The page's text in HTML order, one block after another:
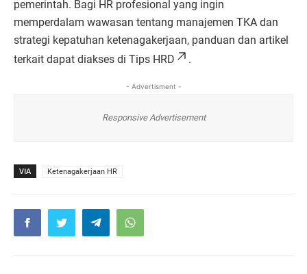
pemerintah. Bagi HR profesional yang ingin
memperdalam wawasan tentang manajemen TKA dan
strategi kepatuhan ketenagakerjaan, panduan dan artikel
terkait dapat diakses di Tips HRD .
- Advertisment -
Responsive Advertisement
VIA Ketenagakerjaan HR